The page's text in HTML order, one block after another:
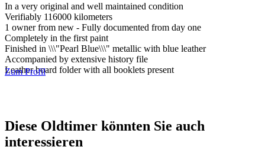
In a very original and well maintained condition
Verifiably 116000 kilometers
1 owner from new - Fully documented from day one
Completely in the first paint
Finished in \\\"Pearl Blue\\\" metallic with blue leather
Accompanied by extensive history file
Leather board folder with all booklets present
Zum Profil
Diese Oldtimer könnten Sie auch
interessieren